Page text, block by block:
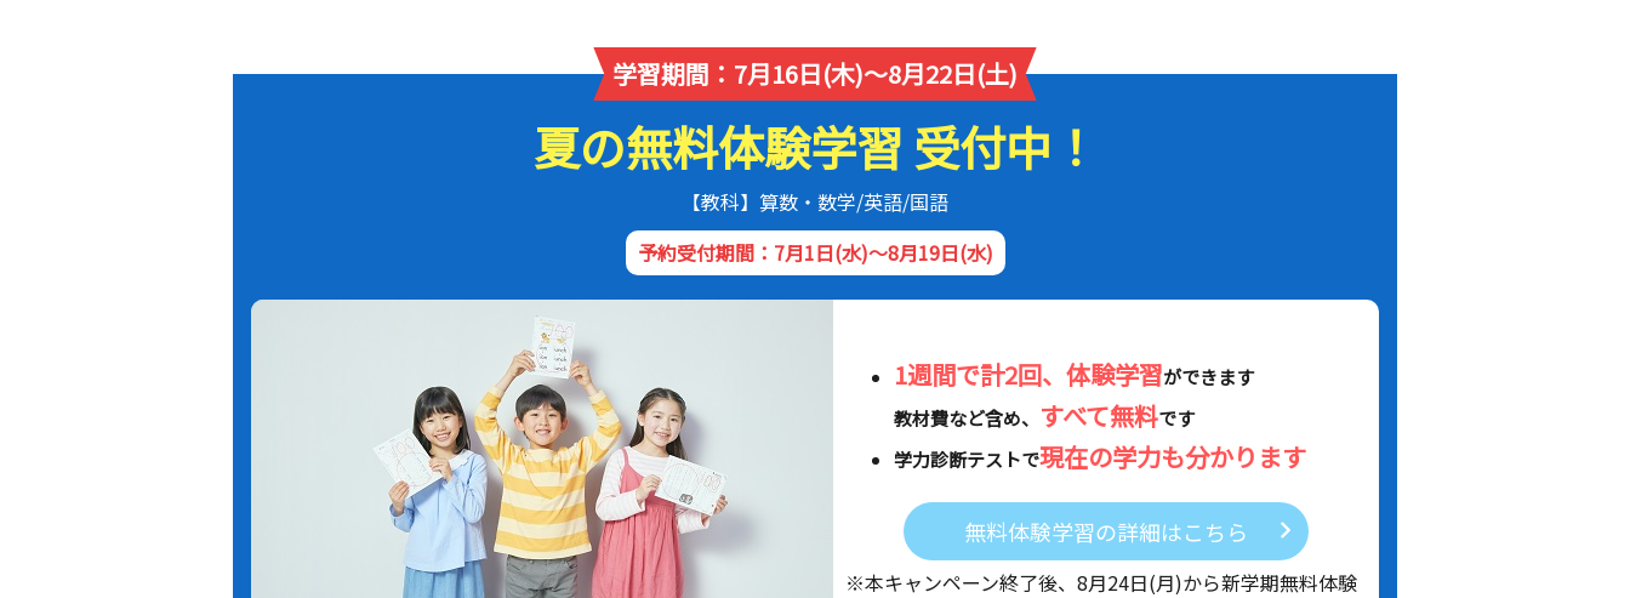
学習期間：7月16日(木)～8月22日(土)
夏の無料体験学習 受付中！
【教科】算数・数学/英語/国語
予約受付期間：7月1日(水)～8月19日(水)
1週間で計2回、体験学習ができます
教材費など含め、 すべて無料です
学力診断テストで現在の学力も分かります
無料体験学習の詳細はこちら
※本キャンペーン終了後、 8月24日(月)から新学期無料体験